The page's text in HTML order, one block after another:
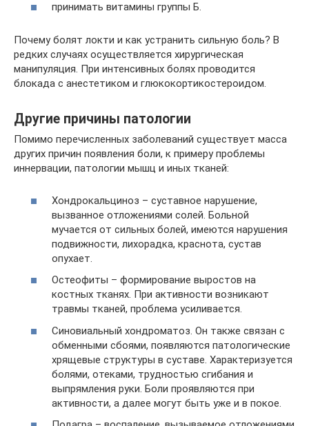
принимать витамины группы Б.
Почему болят локти и как устранить сильную боль? В
редких случаях осуществляется хирургическая
манипуляция. При интенсивных болях проводится
блокада с анестетиком и глюкокортикостероидом.
Другие причины патологии
Помимо перечисленных заболеваний существует масса
других причин появления боли, к примеру проблемы
иннервации, патологии мышц и иных тканей:
Хондрокальциноз – суставное нарушение,
вызванное отложениями солей. Больной
мучается от сильных болей, имеются нарушения
подвижности, лихорадка, краснота, сустав
опухает.
Остеофиты – формирование выростов на
костных тканях. При активности возникают
травмы тканей, проблема усиливается.
Синовиальный хондроматоз. Он также связан с
обменными сбоями, появляются патологические
хрящевые структуры в суставе. Характеризуется
болями, отеками, трудностью сгибания и
выпрямления руки. Боли проявляются при
активности, а далее могут быть уже и в покое.